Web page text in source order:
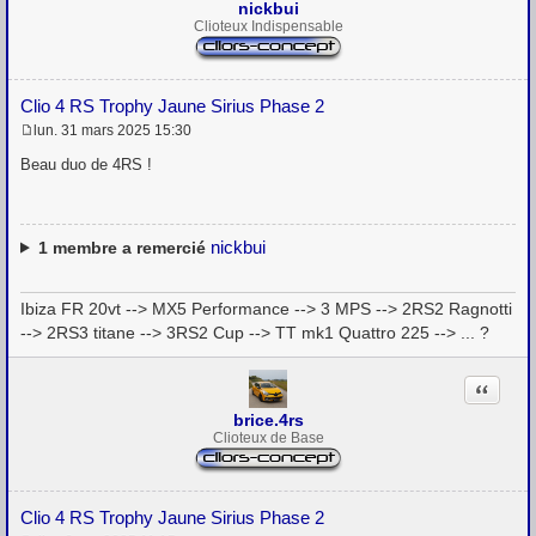
nickbui
Clioteux Indispensable
Clio 4 RS Trophy Jaune Sirius Phase 2
e
g
e
lun. 31 mars 2025 15:30
Beau duo de 4RS !
1membre a remercié nickbui
Ibiza FR 20vt --> MX5 Performance --> 3 MPS --> 2RS2 Ragnotti
--> 2RS3 titane --> 3RS2 Cup --> TT mk1 Quattro 225 --> ... ?
brice.4rs
Clioteux de Base
Clio 4 RS Trophy Jaune Sirius Phase 2
Citation